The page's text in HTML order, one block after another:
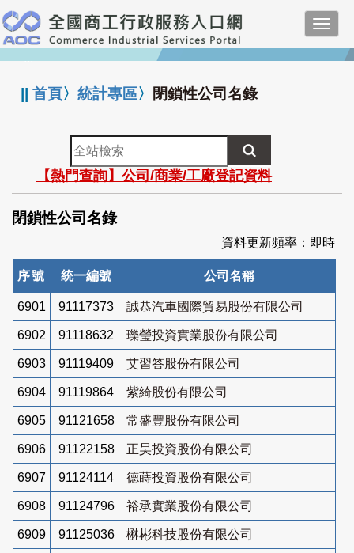
跳
到
主
要
:::
||首頁〉統計專區〉 閉鎖性公司名錄
全
站
檢
索
【熱門查詢】公司/商業/工廠登記資料
閉鎖性公司名錄
資料更新頻率：即時
序號 統一編號 公司名稱
6901 91117373 誠恭汽車國際貿易股份有限公司
6902 91118632 瓅瑩投資實業股份有限公司
6903 91119409 艾習答股份有限公司
6904 91119864 紫綺股份有限公司
6905 91121658 常盛豐股份有限公司
6906 91122158 正昊投資股份有限公司
6907 91124114 德蒔投資股份有限公司
6908 91124796 裕承實業股份有限公司
6909 91125036 楙彬科技股份有限公司